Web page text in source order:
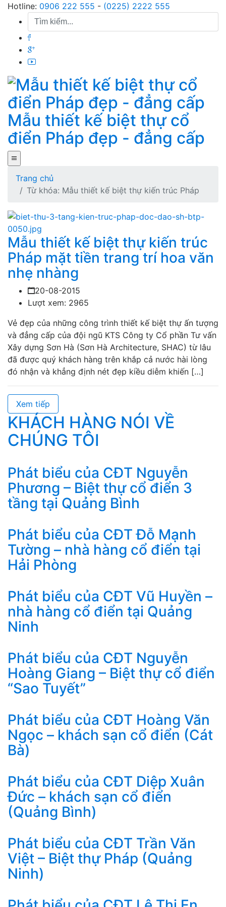
Skip
content
Hotline: 0906 222 555 - (0225) 2222 555
Mẫu thiết kế biệt thự cổ
điển Pháp đẹp - đẳng cấp
Trang chủ
Từ khóa: Mẫu thiết kế biệt thự kiến trúc Pháp
Mẫu thiết kế biệt thự kiến trúc
Pháp mặt tiền trang trí hoa văn
nhẹ nhàng
20-08-2015
Lượt xem: 2965
Vẻ đẹp của những công trình thiết kế biệt thự ấn tượng
và đẳng cấp của đội ngũ KTS Công ty Cổ phần Tư vấn
Xây dựng Sơn Hà (Sơn Hà Architecture, SHAC) từ lâu
đã được quý khách hàng trên khắp cả nước hài lòng
đó nhận và khẳng định nét đẹp kiều diễm khiến […]
Xem tiếp
KHÁCH HÀNG NÓI VỀ
CHÚNG TÔI
Phát biểu của CĐT Nguyễn
Phương – Biệt thự cổ điển 3
tầng tại Quảng Bình
Phát biểu của CĐT Đỗ Mạnh
Tường – nhà hàng cổ điển tại
Hải Phòng
Phát biểu của CĐT Vũ Huyền –
nhà hàng cổ điển tại Quảng
Ninh
Phát biểu của CĐT Nguyễn
Hoàng Giang – Biệt thự cổ điển
“Sao Tuyết”
Phát biểu của CĐT Hoàng Văn
Ngọc – khách sạn cổ điển (Cát
Bà)
Phát biểu của CĐT Diệp Xuân
Đức – khách sạn cổ điển
(Quảng Bình)
Phát biểu của CĐT Trần Văn
Việt – Biệt thự Pháp (Quảng
Ninh)